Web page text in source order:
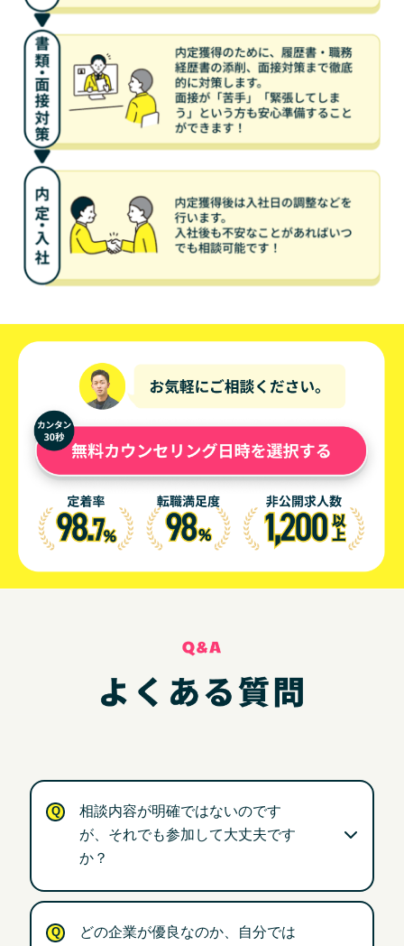
相談内容が明確ではないのです
が、それでも参加して大丈夫です
か？
どの企業が優良なのか、自分では